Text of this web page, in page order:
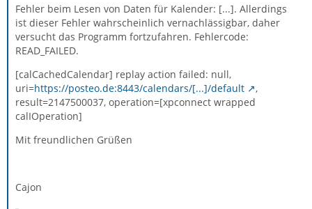
Fehler beim Lesen von Daten für Kalender: [...]. Allerdings
ist dieser Fehler wahrscheinlich vernachlässigbar, daher
versucht das Programm fortzufahren. Fehlercode:
READ_FAILED.
[calCachedCalendar] replay action failed: null,
uri=https://posteo.de:8443/calendars/[...]/default
,
result=2147500037, operation=[xpconnect wrapped
calIOperation]
Mit freundlichen Grüßen
Cajon